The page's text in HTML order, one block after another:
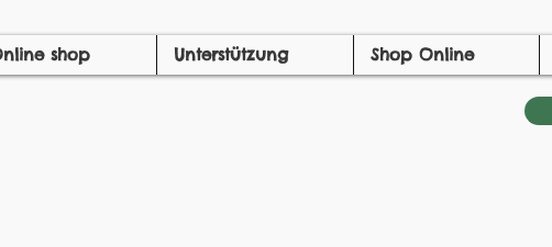
shop Unterstützung Shop Online